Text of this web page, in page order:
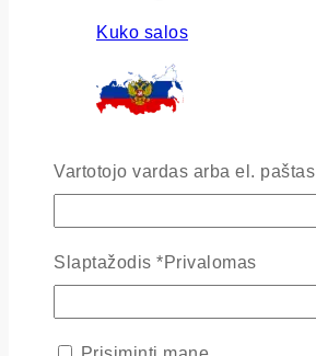
Kuko salos
Vartotojo vardas arba el. paštas
Slaptažodis *Privalomas